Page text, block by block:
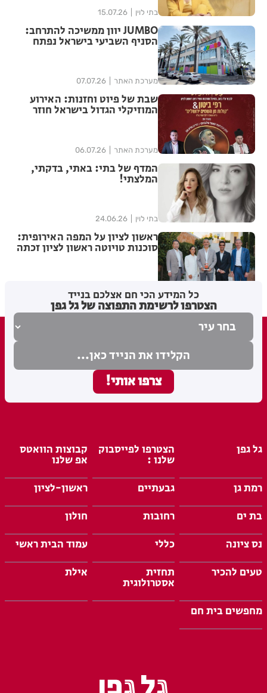
בתי לוין 15.07.26
JUMBO יוון ממשיכה להתרחב:
הסניף השביעי בישראל נפתח
מערכת האתר 07.07.26
שבת של פיוט וחזנות: האירוע
המוזיקלי הגדול בישראל חוזר
מערכת האתר 06.07.26
המדף של בתי: באתי, בדקתי,
המלצתי!
בתי לוין 24.06.26
ראשון לציון על המפה האירופית:
סוכנות טויוטה ראשון לציון זכתה
כל המידע הכי חם אצלכם בנייד
הצטרפו לרשימת התפוצה של גל גפן
גל גפן הצטרפו לפייסבוק
שלנו :
קבוצות הוואטס
אפ שלנו
רמת גן
גבעתיים
ראשון-לציון
בת ים
רחובות
חולון
נס ציונה
כללי
עמוד הבית ראשי
טעים להכיר
תחזית
אסטרולוגית
אילת
מחפשים בית חם